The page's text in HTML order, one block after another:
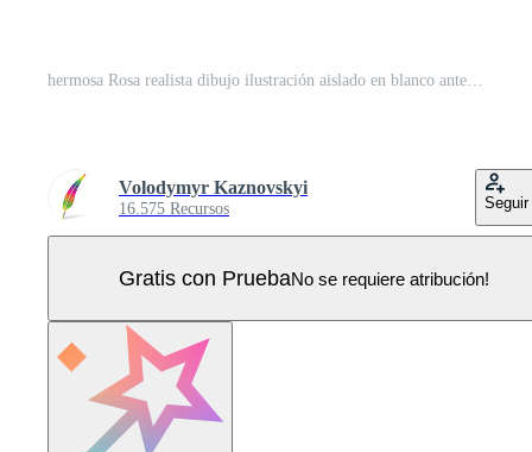
hermosa Rosa realista dibujo ilustración aislado en blanco antecedentes Vector Pro
Volodymyr Kaznovskyi
16.575 Recursos Seguir
Gratis con PruebaNo se requiere atribución!